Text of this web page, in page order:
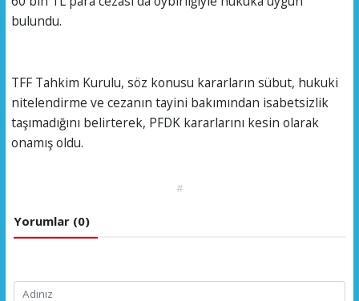
bulundu.
TFF Tahkim Kurulu, söz konusu kararların sübut, hukuki
nitelendirme ve cezanın tayini bakımından isabetsizlik
taşımadığını belirterek, PFDK kararlarını kesin olarak
onamış oldu.
#
Yorumlar (0)